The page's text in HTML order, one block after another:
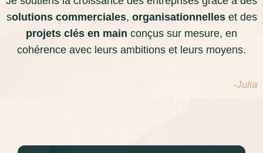
solutions commerciales, organisationnelleset des
projets clés en main conçus sur mesure, en
cohérence avec leurs ambitions et leurs moyens.
-Julia